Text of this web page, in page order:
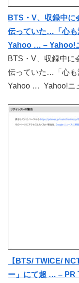
BTS・V、収録中に
伝っていた…「心も
Yahoo … – Yahoo!
BTS・V、収録中に
伝っていた…「心も
Yahoo … Yahoo!ニ
【BTS/ TWICE/
ー」にて超 … – PR